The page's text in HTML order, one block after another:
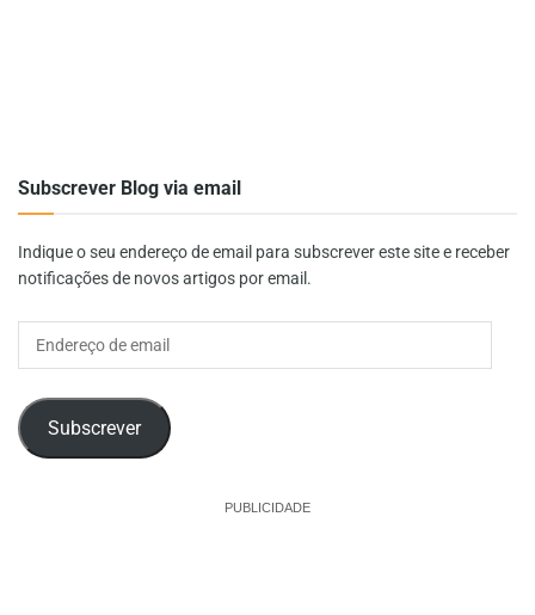
Subscrever Blog via email
Indique o seu endereço de email para subscrever este site e receber
notificações de novos artigos por email.
Subscrever
PUBLICIDADE